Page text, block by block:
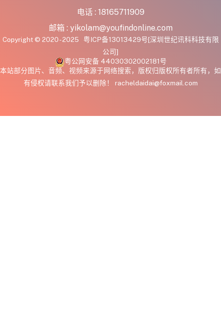
电话 : 18165711909
邮箱 : yikolam@youfindonline.com
Copyright © 2020 - 2025 粤ICP备13013429号[深圳世纪讯科科技有限
公司]
粤公网安备 44030302002181号
本站部分图片、音频、视频来源于网络搜索，版权归版权所有者所有，如
有侵权请联系我们予以删除！ racheldaidai@foxmail.com